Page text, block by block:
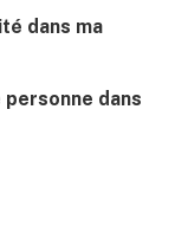
dans ma
dans